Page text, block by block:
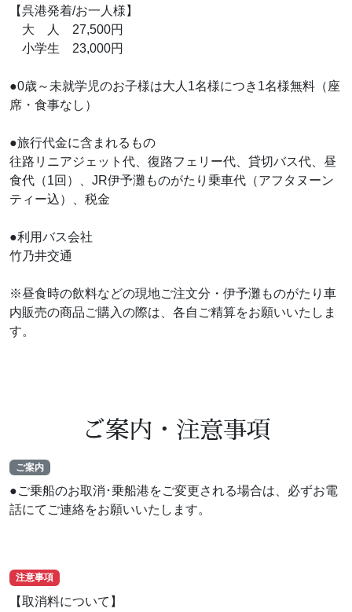
【呉港発着/お一人様】
大 人 27,500円
小学生 23,000円
●0歳～未就学児のお子様は大人1名様につき1名様無料（座
席・食事なし）
●旅行代金に含まれるもの
往路リニアジェット代、復路フェリー代、貸切バス代、昼
食代（1回）、JR伊予灘ものがたり乗車代（アフタヌーン
ティー込）、税金
●利用バス会社
竹乃井交通
※昼食時の飲料などの現地ご注文分・伊予灘ものがたり車
内販売の商品ご購入の際は、各自ご精算をお願いいたしま
す。
ご案内・注意事項
ご案内
●ご乗船のお取消･乗船港をご変更される場合は、必ずお電
話にてご連絡をお願いいたします。
注意事項
【取消料について】